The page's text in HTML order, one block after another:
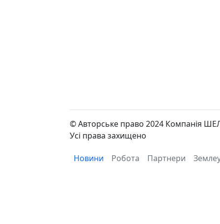
© Авторське право 2024 Компанія
Усі права захищено
Новини Робота Партнери